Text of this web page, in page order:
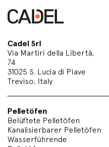
Cadel Srl
Via Martiri della Libertà,
74
31025 S. Lucia di Piave
Treviso, Italy
Pelletöfen
Belüftete Pelletöfen
Kanalisierbarer Pelletöfen
Wasserführende